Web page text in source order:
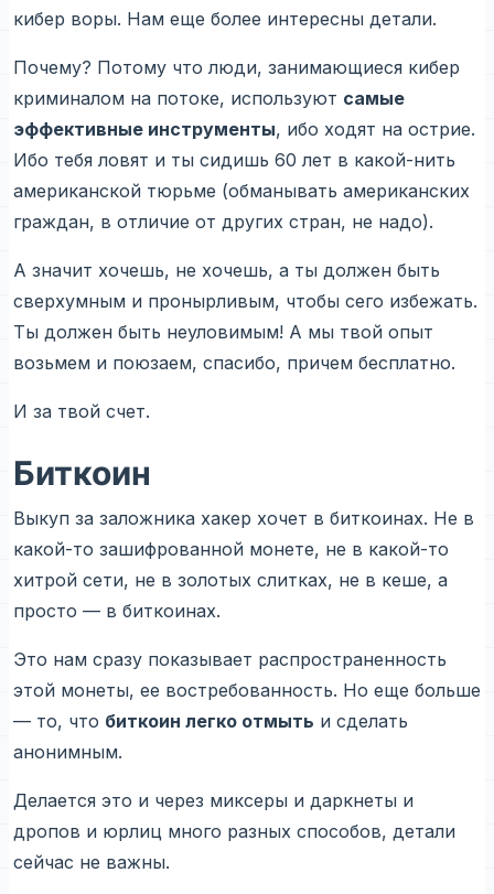
кибер воры. Нам еще более интересны детали.
Почему? Потому что люди, занимающиеся кибер
криминалом на потоке, используют самые
эффективные инструменты, ибо ходят на острие.
Ибо тебя ловят и ты сидишь 60 лет в какой-нить
американской тюрьме (обманывать американских
граждан, в отличие от других стран, не надо).
А значит хочешь, не хочешь, а ты должен быть
сверхумным и пронырливым, чтобы сего избежать.
Ты должен быть неуловимым! А мы твой опыт
возьмем и поюзаем, спасибо, причем бесплатно.
И за твой счет.
Биткоин
Выкуп за заложника хакер хочет в биткоинах. Не в
какой-то зашифрованной монете, не в какой-то
хитрой сети, не в золотых слитках, не в кеше, а
просто — в биткоинах.
Это нам сразу показывает распространенность
этой монеты, ее востребованность. Но еще больше
— то, что биткоин легко отмыть и сделать
анонимным.
Делается это и через миксеры и даркнеты и
дропов и юрлиц много разных способов, детали
сейчас не важны.